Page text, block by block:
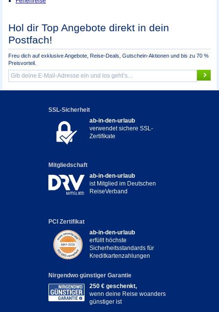
Hol dir Top Angebote direkt in dein
Postfach!
Freu dich auf exklusive Angebote, Reise-Deals, Gutschein-Aktionen und bis zu 70 %
Preisvorteil.
SSL-Sicherheit
ab-in-den-urlaub
verwendet sichere SSL-
Zertifikate
Mitgliedschaft
ab-in-den-urlaub
ist Mitglied im Deutschen
ReiseVerband
PCI Zertifikat
ab-in-den-urlaub
erfüllt höchste
Sicherheitsstandards für
Kreditkartenzahlungen
Nirgendwo günstiger Garantie
250 € geschenkt,
wenn deine Reise woanders
günstiger ist